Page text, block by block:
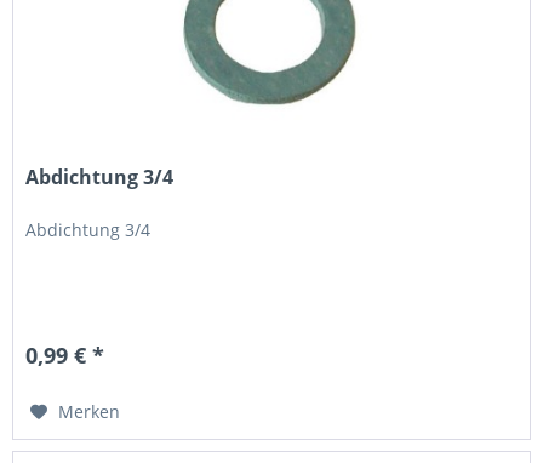
Abdichtung 3/4
Abdichtung 3/4
0,99 € *
Merken